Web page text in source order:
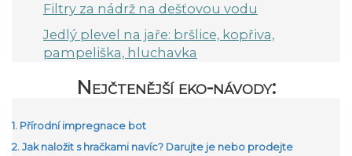
Filtry za nádrž na dešťovou vodu
Jedlý plevel na jaře: bršlice, kopřiva,
pampeliška, hluchavka
Nejčtenější eko-návody:
1. Přírodní impregnace bot
2. Jak naložit s hračkami navíc? Darujte je nebo prodejte